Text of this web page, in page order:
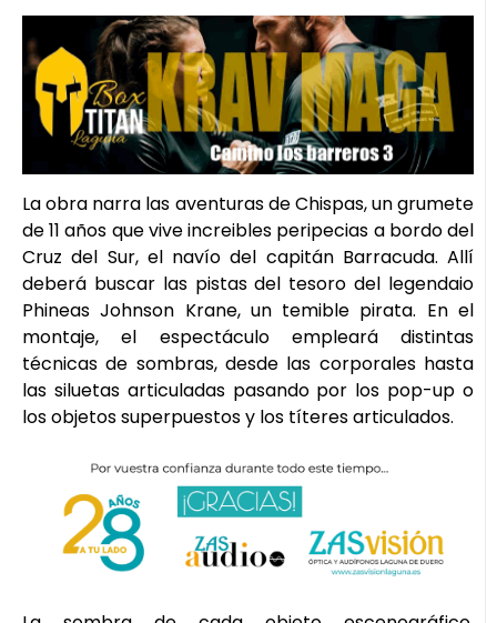
La obra narra las aventuras de Chispas, un grumete
de 11 años que vive increibles peripecias a bordo del
Cruz del Sur, el navío del capitán Barracuda. Allí
deberá buscar las pistas del tesoro del legendaio
Phineas Johnson Krane, un temible pirata. En el
montaje, el espectáculo empleará distintas
técnicas de sombras, desde las corporales hasta
las siluetas articuladas pasando por los pop-up o
los objetos superpuestos y los títeres articulados.